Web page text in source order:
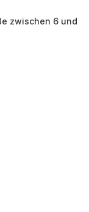
zwischen 6 und